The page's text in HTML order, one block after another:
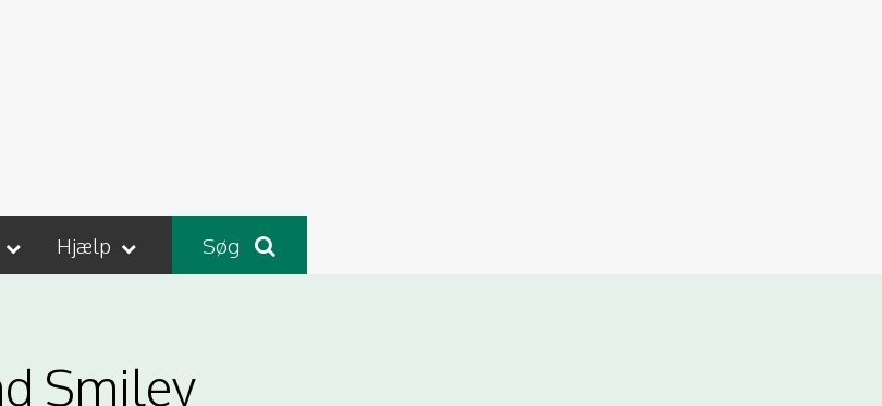
Hjælp Søg
Smiley